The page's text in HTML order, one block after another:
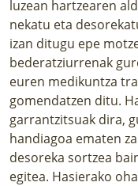
luzean hartzearen
nekatu eta
izan ditugu epe
bederatziurrenak
euren medikuntza
gomendatzen ditu.
garrantzitsuak dira,
handiagoa ematen
desoreka sortzea
egitea. Hasierako